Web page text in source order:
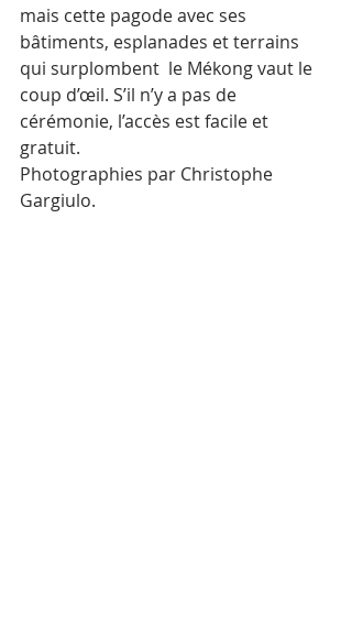
mais cette pagode avec ses
bâtiments, esplanades et terrains
qui surplombent  le Mékong vaut le
coup d’œil. S’il n’y a pas de
cérémonie, l’accès est facile et
gratuit.
Photographies par Christophe
Gargiulo.